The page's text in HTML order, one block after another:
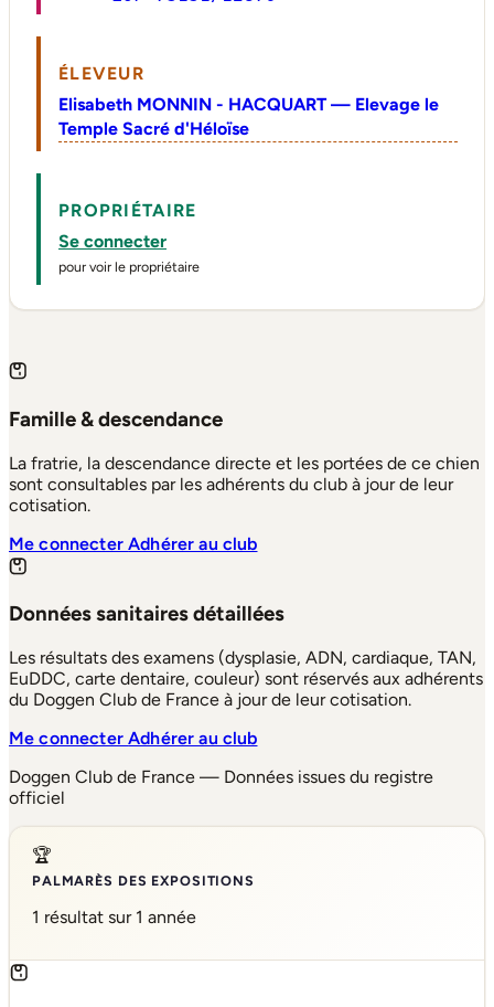
ÉLEVEUR
Elisabeth MONNIN - HACQUART — Elevage le
Temple Sacré d'Héloïse
PROPRIÉTAIRE
Se connecter
pour voir le propriétaire
Famille & descendance
La fratrie, la descendance directe et les portées de ce chien
sont consultables par les adhérents du club à jour de leur
cotisation.
Me connecterAdhérer au club
Données sanitaires détaillées
Les résultats des examens (dysplasie, ADN, cardiaque, TAN,
EuDDC, carte dentaire, couleur) sont réservés aux adhérents
du Doggen Club de France à jour de leur cotisation.
Me connecterAdhérer au club
Doggen Club de France — Données issues du registre
officiel
🏆
PALMARÈS DES EXPOSITIONS
1 résultat sur 1 année